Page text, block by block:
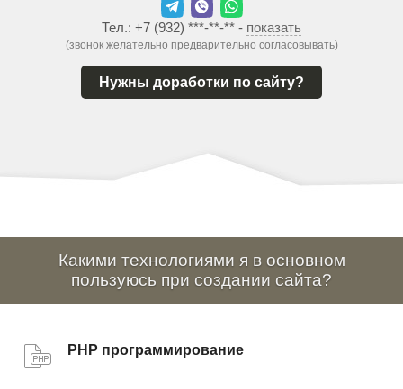
Тел.: +7 (932) ***-**-** - показать
(звонок желательно предварительно согласовывать)
Нужны доработки по сайту?
Какими технологиями я в основном
пользуюсь при создании сайта?
PHP программирование